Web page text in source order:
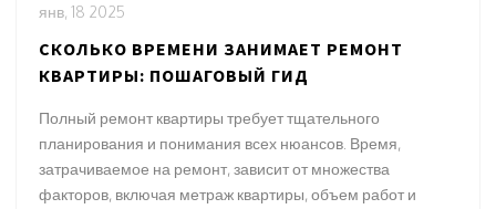
янв, 18 2025
СКОЛЬКО ВРЕМЕНИ ЗАНИМАЕТ РЕМОНТ
КВАРТИРЫ: ПОШАГОВЫЙ ГИД
Полный ремонт квартиры требует тщательного
планирования и понимания всех нюансов. Время,
затрачиваемое на ремонт, зависит от множества
факторов, включая метраж квартиры, объем работ и